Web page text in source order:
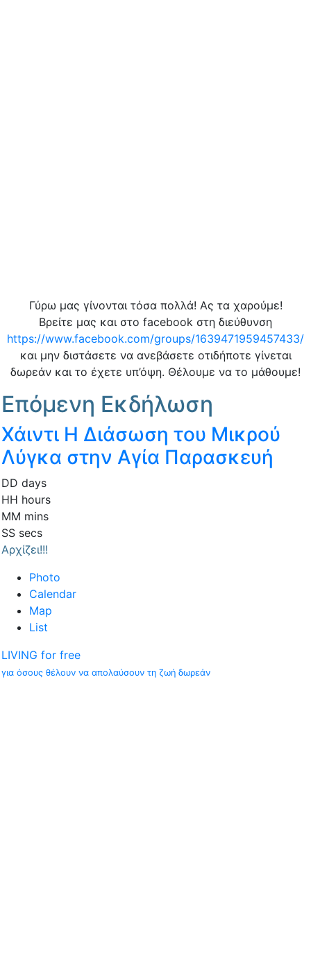
Γύρω μας γίνονται τόσα πολλά! Ας τα χαρούμε!
Βρείτε μας και στο facebook στη διεύθυνση
https://www.facebook.com/groups/1639471959457433/
και μην διστάσετε να ανεβάσετε οτιδήποτε γίνεται
δωρεάν και το έχετε υπ’όψη. Θέλουμε να το μάθουμε!
Επόμενη Εκδήλωση
Χάιντι Η Διάσωση του Μικρού
Λύγκα στην Αγία Παρασκευή
DD days
HH hours
MM mins
SS secs
Αρχίζει!!!
Photo
Calendar
Map
List
LIVING for free
για όσους θέλουν να απολαύσουν τη ζωή δωρεάν